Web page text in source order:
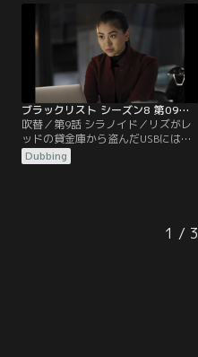
ズがメアリーを捜しているためであ
った。そんな中、クーパーはラキー
ティンという名のハッカーの情報を
得ようと、下院情報委員会の委員長
に会いに行く。
ブラックリスト シーズン8 第09話／吹替
吹替／第9話 シラノイド／リズがレ
ッドの貸金庫から盗んだUSBにはラ
キーティンというハッカーが集めた
情報が入っていた。これらの情報を
は何とかリズと接触しようとする
が、なかなかうまくいかない。そん
Dubbing
1